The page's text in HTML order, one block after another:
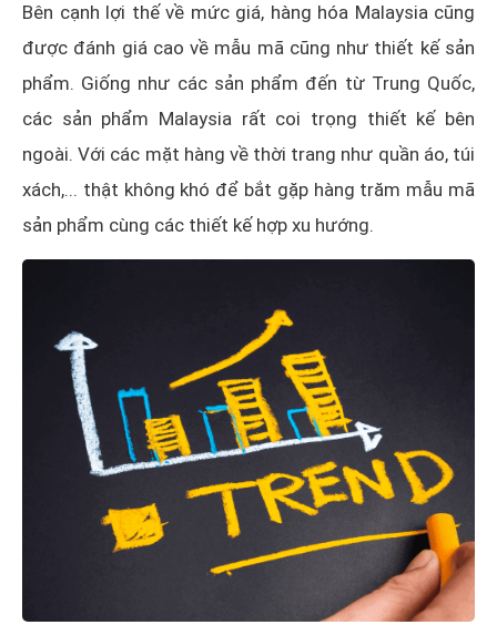
Bên cạnh lợi thế về mức giá, hàng hóa Malaysia cũng
được đánh giá cao về mẫu mã cũng như thiết kế sản
phẩm. Giống như các sản phẩm đến từ Trung Quốc,
các sản phẩm Malaysia rất coi trọng thiết kế bên
ngoài. Với các mặt hàng về thời trang như quần áo, túi
xách,... thật không khó để bắt gặp hàng trăm mẫu mã
sản phẩm cùng các thiết kế hợp xu hướng.